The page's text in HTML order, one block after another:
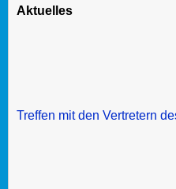
Aktuelles
Treffen mit den Vertretern